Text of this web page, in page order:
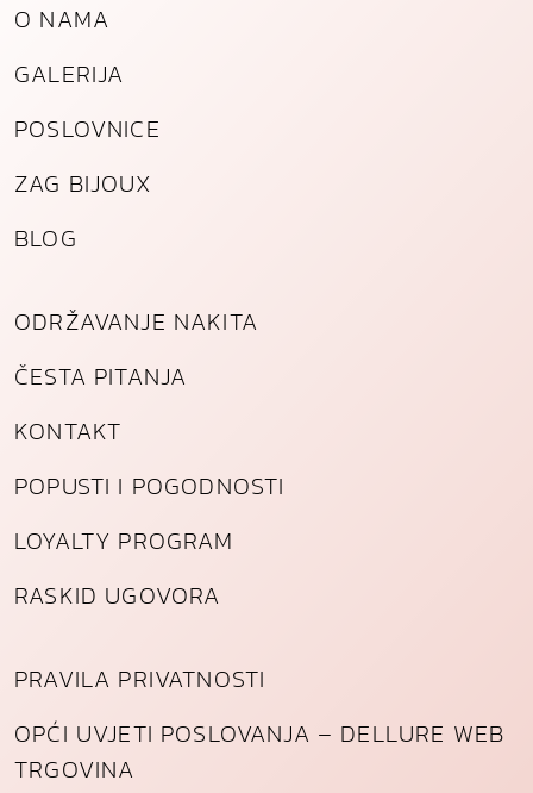
O NAMA
GALERIJA
POSLOVNICE
ZAG BIJOUX
BLOG
ODRŽAVANJE NAKITA
ČESTA PITANJA
KONTAKT
POPUSTI I POGODNOSTI
LOYALTY PROGRAM
RASKID UGOVORA
PRAVILA PRIVATNOSTI
OPĆI UVJETI POSLOVANJA – DELLURE WEB
TRGOVINA